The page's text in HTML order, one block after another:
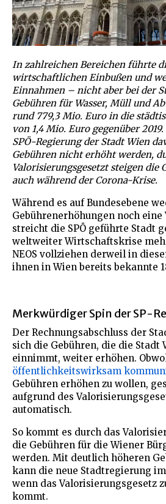
In zahlreichen Bereichen führte
wirtschaftlichen Einbußen und
Einnahmen – nicht aber bei der
Gebühren für Wasser, Müll und
rund 779,3 Mio. Euro in die
von 1,4 Mio. Euro gegenüber
SPÖ-Regierung der Stadt Wien
Gebühren nicht erhöht werden,
Valorisierungsgesetzt steigen die
auch während der Corona-Krise.
Während es auf Bundesebene
Gebührenerhöhungen noch
streicht die SPÖ geführte Stadt
weltweiter Wirtschaftskrise
NEOS vollziehen derweil in
ihnen in Wien bereits bekannte
Merkwürdiger Spin der SP-
Der Rechnungsabschluss der
sich die Gebühren, die die Stadt
einnimmt, weiter erhöhen.
öffentlichkeitswirksam
Gebühren erhöhen zu wollen,
aufgrund des
automatisch.
So kommt es durch das
die Gebühren für die Wiener
werden. Mit deutlich höheren
kann die neue Stadtregierung
wenn das Valorisierungsgesetz
kommt.